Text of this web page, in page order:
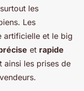
les
Les
artificielle et le big
et rapide
ainsi les prises de